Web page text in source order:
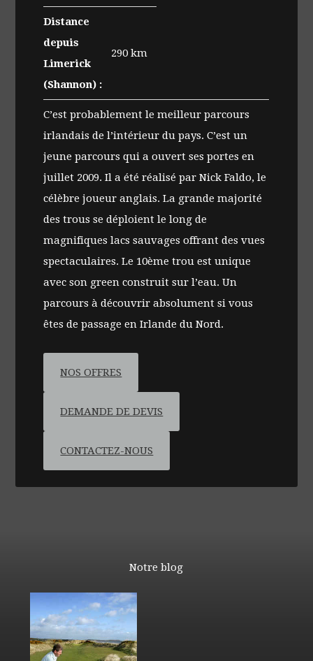
Distance
depuis
Limerick
(Shannon) :
290 km
C’est probablement le meilleur parcours
irlandais de l’intérieur du pays. C’est un
jeune parcours qui a ouvert ses portes en
juillet 2009. Il a été réalisé par Nick Faldo, le
célèbre joueur anglais. La grande majorité
des trous se déploient le long de
magnifiques lacs sauvages offrant des vues
spectaculaires. Le 10ème trou est unique
avec son green construit sur l’eau. Un
parcours à découvrir absolument si vous
êtes de passage en Irlande du Nord.
NOS OFFRES
DEMANDE DE DEVIS
CONTACTEZ-NOUS
Notre blog